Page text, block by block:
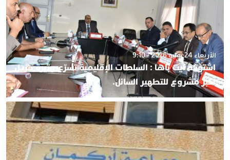
الأربعاء 24 يونيو 2026 - 9:10
اشتوكة ايت باها : السلطات الإقليمية تسرّع وتيرة تنزيل
أكبر مشروع للتطهير السائل.